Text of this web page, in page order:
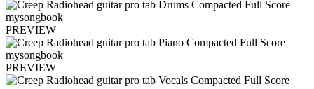
PREVIEW
PREVIEW